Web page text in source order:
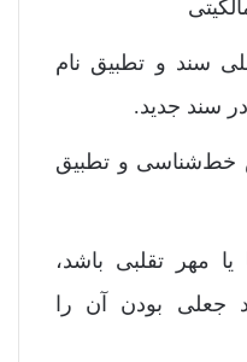
سند و تطبیق نام
سند جدید.
خط‌شناسی و تطبیق
مهر تقلبی باشد،
جعلی بودن آن را